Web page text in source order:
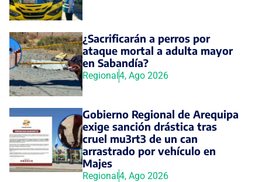
¿Sacrificarán a perros por
ataque mortal a adulta mayor
en Sabandía?
Regional4, Ago 2026
Gobierno Regional de Arequipa
exige sanción drástica tras
cruel mu3rt3 de un can
arrastrado por vehículo en
Majes
Regional4, Ago 2026